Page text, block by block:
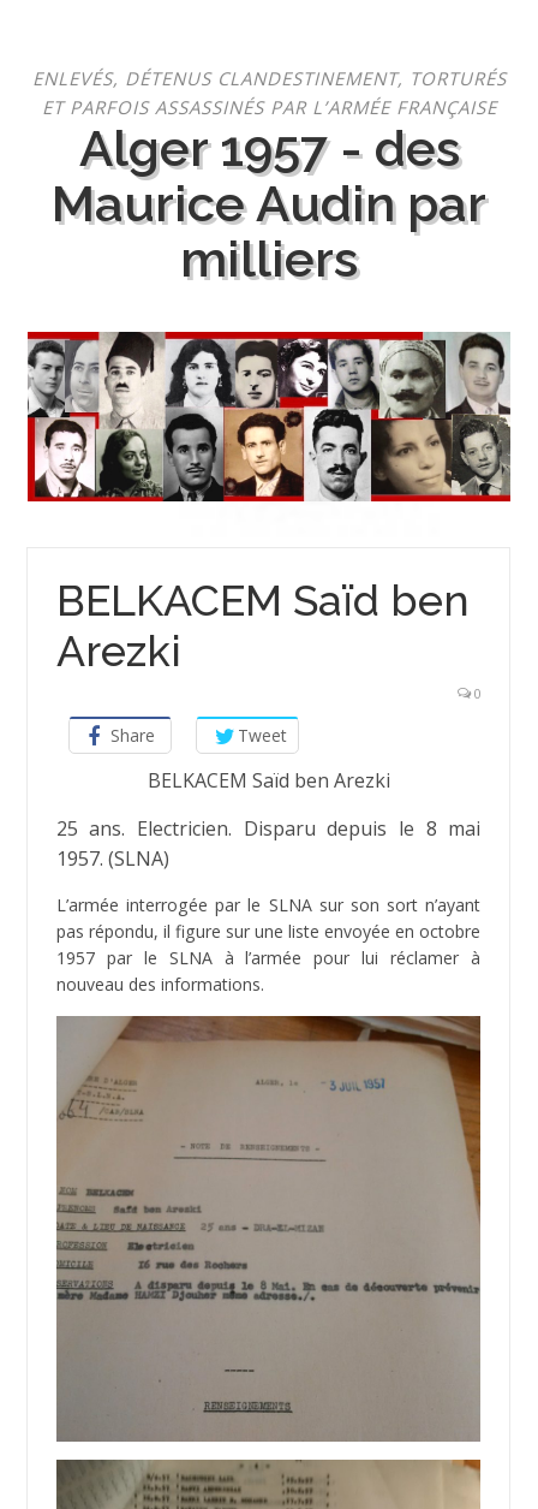
contenu
ENLEVÉS, DÉTENUS CLANDESTINEMENT, TORTURÉS
ET PARFOIS ASSASSINÉS PAR L’ARMÉE FRANÇAISE
Alger 1957 - des
Maurice Audin par
milliers
BELKACEM Saïd ben
Arezki
0
Share Tweet
BELKACEM Saïd ben Arezki
25 ans. Electricien. Disparu depuis le 8 mai
1957. (SLNA)
L’armée interrogée par le SLNA sur son sort n’ayant
pas répondu, il figure sur une liste envoyée en octobre
1957 par le SLNA à l’armée pour lui réclamer à
nouveau des informations.